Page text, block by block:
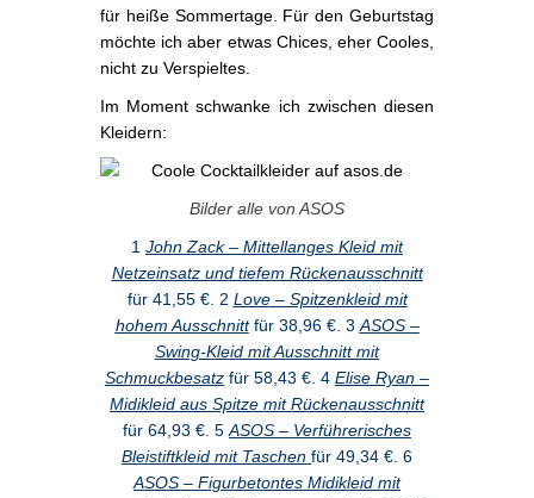
für heiße Sommertage. Für den Geburtstag
möchte ich aber etwas Chices, eher Cooles,
nicht zu Verspieltes.
Im Moment schwanke ich zwischen diesen
Kleidern:
Bilder alle von ASOS
1 John Zack – Mittellanges Kleid mit
Netzeinsatz und tiefem Rückenausschnitt
für 41,55 €. 2 Love – Spitzenkleid mit
hohem Ausschnittfür 38,96 €. 3 ASOS –
Swing-Kleid mit Ausschnitt mit
Schmuckbesatz für 58,43 €. 4 Elise Ryan –
Midikleid aus Spitze mit Rückenausschnitt
für 64,93 €. 5 ASOS – Verführerisches
Bleistiftkleid mit Taschen für 49,34 €. 6
ASOS – Figurbetontes Midikleid mit